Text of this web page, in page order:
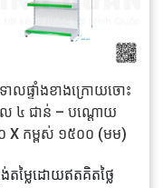
ទោលផ្ទាំងខាងក្រោយចោះ
ល ៤ ជាន់ – បណ្តោយ
X កម្ពស់ ១៥០០ (មម)
តម្លៃដោយឥតគិតថ្លៃ